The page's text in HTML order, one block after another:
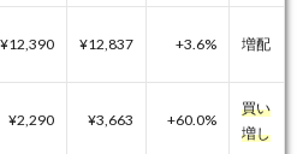
¥12,390 ¥12,837 +3.6% 増配
¥2,290 ¥3,663 +60.0%
買い
増し